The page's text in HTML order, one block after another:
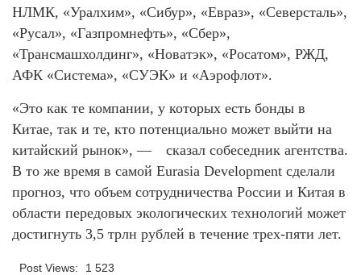
НЛМК, «Уралхим», «Сибур», «Евраз», «Северсталь»,
«Русал», «Газпромнефть», «Сбер»,
«Трансмашхолдинг», «Новатэк», «Росатом», РЖД,
АФК «Система», «СУЭК» и «Аэрофлот».
«Это как те компании, у которых есть бонды в
Китае, так и те, кто потенциально может выйти на
китайский рынок», — сказал собеседник агентства.
В то же время в самой Eurasia Development сделали
прогноз, что объем сотрудничества России и Китая в
области передовых экологических технологий может
достигнуть 3,5 трлн рублей в течение трех-пяти лет.
Post Views: 1 523